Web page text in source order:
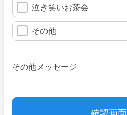
泣き笑いお茶会
その他
その他メッセージ